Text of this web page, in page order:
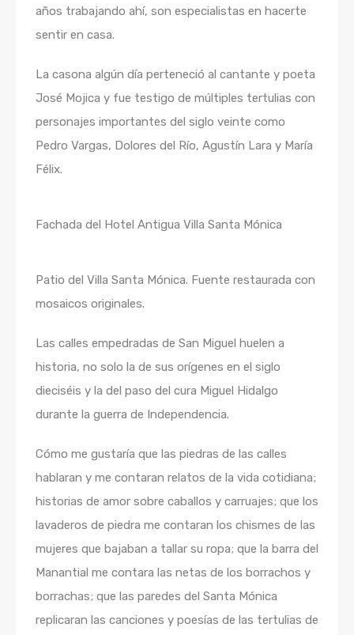
años trabajando ahí, son especialistas en hacerte
sentir en casa.
La casona algún día perteneció al cantante y poeta
José Mojica y fue testigo de múltiples tertulias con
personajes importantes del siglo veinte como
Pedro Vargas, Dolores del Río, Agustín Lara y María
Félix.
Fachada del Hotel Antigua Villa Santa Mónica
Patio del Villa Santa Mónica. Fuente restaurada con
mosaicos originales.
Las calles empedradas de San Miguel huelen a
historia, no solo la de sus orígenes en el siglo
dieciséis y la del paso del cura Miguel Hidalgo
durante la guerra de Independencia.
Cómo me gustaría que las piedras de las calles
hablaran y me contaran relatos de la vida cotidiana;
historias de amor sobre caballos y carruajes; que los
lavaderos de piedra me contaran los chismes de las
mujeres que bajaban a tallar su ropa; que la barra del
Manantial me contara las netas de los borrachos y
borrachas; que las paredes del Santa Mónica
replicaran las canciones y poesías de las tertulias de